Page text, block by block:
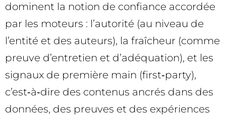
dominent la notion de confiance accordée
par les moteurs : l’autorité (au niveau de
l’entité et des auteurs), la fraîcheur (comme
preuve d’entretien et d’adéquation), et les
signaux de première main (first‑party),
c’est‑à‑dire des contenus ancrés dans des
données, des preuves et des expériences